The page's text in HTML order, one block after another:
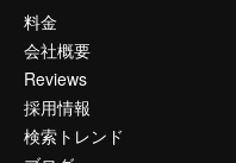
料金
会社概要
Reviews
採用情報
検索トレンド